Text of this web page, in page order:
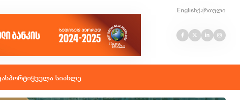
Englishქართული
სპორტიყველა სიახლე